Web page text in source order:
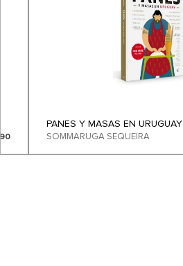
PANES Y MASAS EN URUGUAY
SOMMARUGA SEQUEIRA